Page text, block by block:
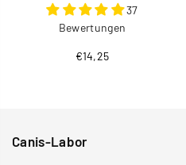
37
Bewertungen
€14,25
Canis-Labor